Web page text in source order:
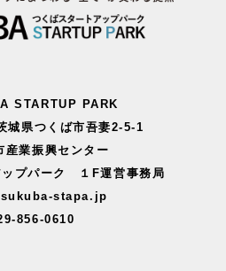
STARTUP PARK
城県つくば市吾妻2-5-1
産業振興センター
ップパーク １F運営事務局
stapa.jp
856-0610